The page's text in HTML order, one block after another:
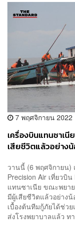
7 พฤศจิกายน 2022
เครื่องบินแทนซาเ
เสียชีวิตแล้วอย่าง
วานนี้ (6 พฤศจิกายน)
Precision Air เที่ยวบิ
แทนซาเนีย ขณะพยา
มีผู้เสียชีวิตแล้วอย่าง
เบื้องต้นทีมกู้ภัยได้ช่ว
ส่งโรงพยาบาลแล้ว ท